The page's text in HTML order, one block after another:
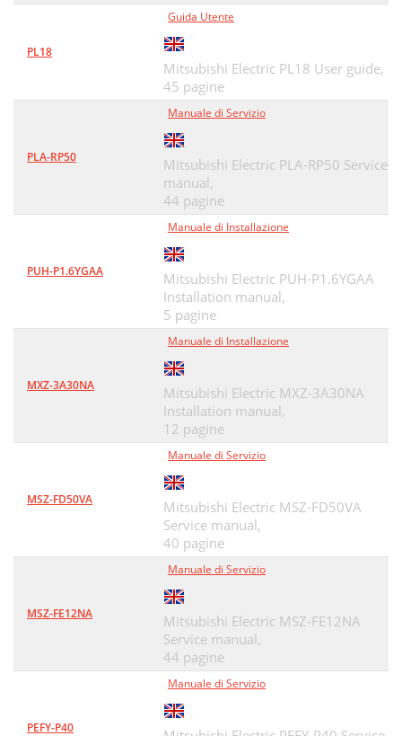
PL18
Guida Utente
Mitsubishi Electric PL18 User guide,
45 pagine
PLA-RP50
Manuale di Servizio
Mitsubishi Electric PLA-RP50 Service
manual,
44 pagine
PUH-P1.6YGAA
Manuale di Installazione
Mitsubishi Electric PUH-P1.6YGAA
Installation manual,
5 pagine
MXZ-3A30NA
Manuale di Installazione
Mitsubishi Electric MXZ-3A30NA
Installation manual,
12 pagine
MSZ-FD50VA
Manuale di Servizio
Mitsubishi Electric MSZ-FD50VA
Service manual,
40 pagine
MSZ-FE12NA
Manuale di Servizio
Mitsubishi Electric MSZ-FE12NA
Service manual,
44 pagine
PEFY-P40
Manuale di Servizio